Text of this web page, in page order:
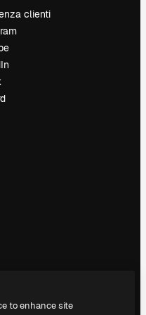
clienti
to enhance site